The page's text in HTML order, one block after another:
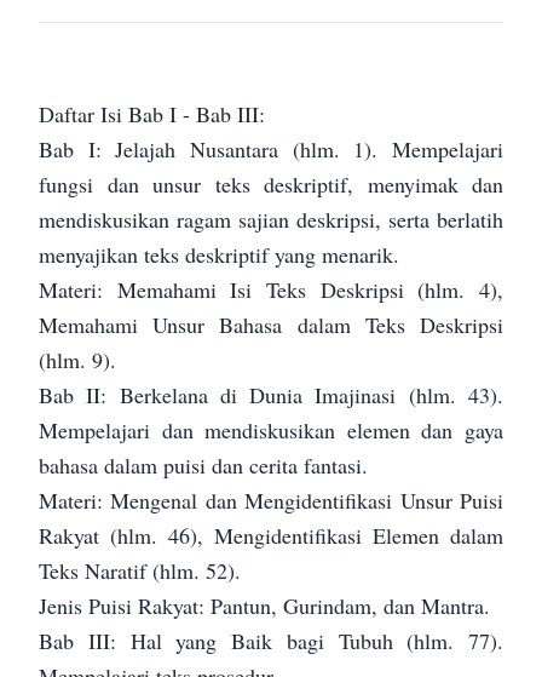
Daftar Isi Bab I - Bab III:
Bab I: Jelajah Nusantara (hlm. 1). Mempelajari
fungsi dan unsur teks deskriptif, menyimak dan
mendiskusikan ragam sajian deskripsi, serta berlatih
menyajikan teks deskriptif yang menarik.
Materi: Memahami Isi Teks Deskripsi (hlm. 4),
Memahami Unsur Bahasa dalam Teks Deskripsi
(hlm. 9).
Bab II: Berkelana di Dunia Imajinasi (hlm. 43).
Mempelajari dan mendiskusikan elemen dan gaya
bahasa dalam puisi dan cerita fantasi.
Materi: Mengenal dan Mengidentifikasi Unsur Puisi
Rakyat (hlm. 46), Mengidentifikasi Elemen dalam
Teks Naratif (hlm. 52).
Jenis Puisi Rakyat: Pantun, Gurindam, dan Mantra.
Bab III: Hal yang Baik bagi Tubuh (hlm. 77).